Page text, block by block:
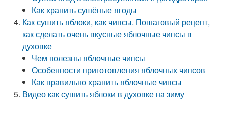
Как хранить сушёные ягоды
Как сушить яблоки, как чипсы. Пошаговый рецепт,
как сделать очень вкусные яблочные чипсы в
духовке
Чем полезны яблочные чипсы
Особенности приготовления яблочных чипсов
Как правильно хранить яблочные чипсы
Видео как сушить яблоки в духовке на зиму